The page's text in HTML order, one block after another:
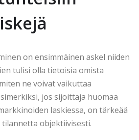
on ensimmäinen askel niiden
tulisi olla tietoisia omista
ne voivat vaikuttaa
jos sijoittaja huomaa
laskiessa, on tärkeää
objektiivisesti.